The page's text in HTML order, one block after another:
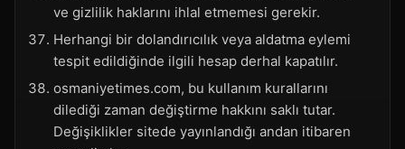
ve gizlilik haklarını ihlal etmemesi gerekir.
Herhangi bir dolandırıcılık veya aldatma eylemi
tespit edildiğinde ilgili hesap derhal kapatılır.
osmaniyetimes.com, bu kullanım kurallarını
dilediği zaman değiştirme hakkını saklı tutar.
Değişiklikler sitede yayınlandığı andan itibaren